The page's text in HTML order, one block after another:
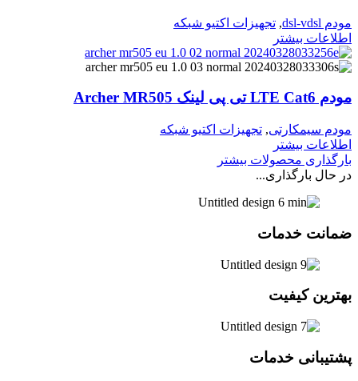
مودم dsl-vdsl , تجهیزات اکتیو شبکه
اطلاعات بیشتر
مودم LTE Cat6 تی پی لینک Archer MR505
مودم سیمکارتی, تجهیزات اکتیو شبکه
اطلاعات بیشتر
بارگذاری محصولات بیشتر
در حال بارگذاری...
ضمانت خدمات
بهترین کیفیت
پشتیبانی خدمات